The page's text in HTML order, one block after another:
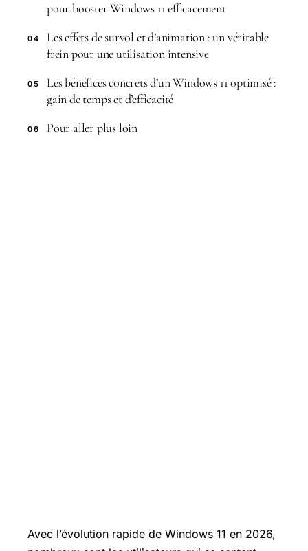
pour booster Windows 11 efficacement
04
Les effets de survol et d’animation : un véritable
frein pour une utilisation intensive
05
Les bénéfices concrets d’un Windows 11 optimisé :
gain de temps et d’efficacité
06 Pour aller plus loin
Avec l’évolution rapide de Windows 11 en 2026,